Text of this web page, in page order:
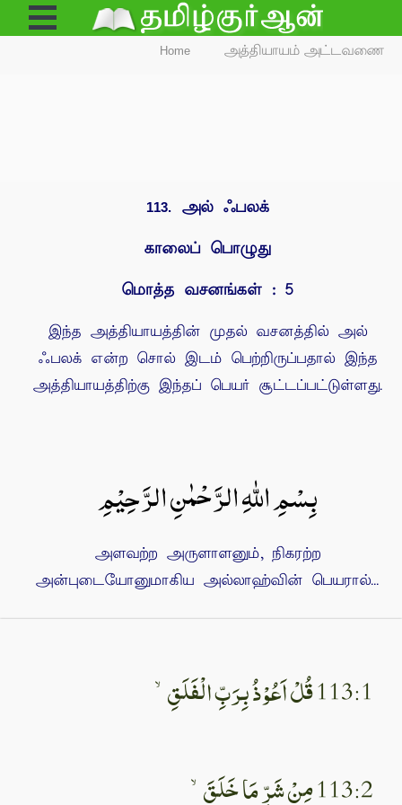
Open
Menu
Home அத்தியாயம் அட்டவணை
113. அல் ஃபலக்
காலைப் பொழுது
மொத்த வசனங்கள் : 5
இந்த அத்தியாயத்தின் முதல் வசனத்தில் அல்
ஃபலக் என்ற சொல் இடம் பெற்றிருப்பதால் இந்த
அத்தியாயத்திற்கு இந்தப் பெயர் சூட்டப்பட்டுள்ளது.
بِسْمِ اللهِ الرَّحْمٰنِ الرَّحِيْمِ
அளவற்ற அருளாளனும், நிகரற்ற
அன்புடையோனுமாகிய அல்லாஹ்வின் பெயரால்...
113:1 قُلْ اَعُوْذُ بِرَبِّ الْفَلَقِۙ‏
113:2 مِنْ شَرِّ مَا خَلَقَۙ‏